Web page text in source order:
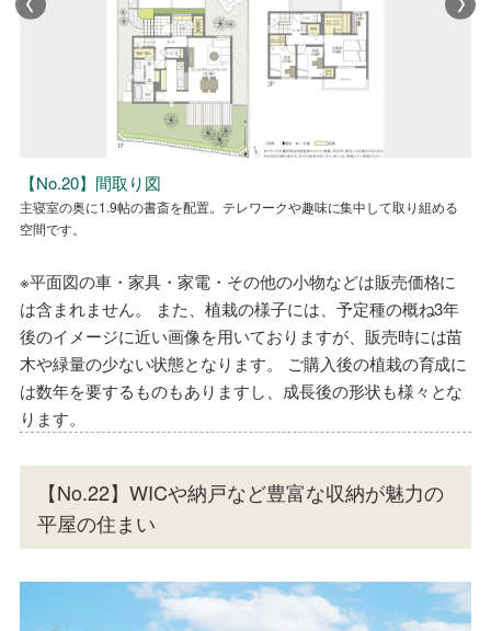
No.20省エネ性能ラベル
【No.20】間取り図
主寝室の奥に1.9帖の書斎を配置。テレワークや趣味に集中して取り組める
空間です。
No.20 LDK キッチンを中心に移動できる回遊型の動線は、家事効率を格
段に向上させます。さらにキッチンからリビングを見渡せ、家族の様子を見
守れる安心のプランです。
No.20省エネ性能ラベル
【No.20】間取り図
主寝室の奥に1.9帖の書斎を配置。テレワークや趣味に集中して取り組める
空間です。
※平面図の車・家具・家電・その他の小物などは販売価格に
は含まれません。 また、植栽の様子には、予定種の概ね3年
後のイメージに近い画像を用いておりますが、販売時には苗
木や緑量の少ない状態となります。 ご購入後の植栽の育成に
は数年を要するものもありますし、成長後の形状も様々とな
ります。
【No.22】WICや納戸など豊富な収納が魅力の
平屋の住まい